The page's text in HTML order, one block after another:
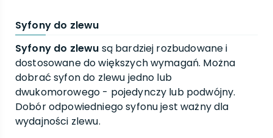
Syfony do zlewu
Syfony do zlewu są bardziej rozbudowane i
dostosowane do większych wymagań. Można
dobrać syfon do zlewu jedno lub
dwukomorowego - pojedynczy lub podwójny.
Dobór odpowiedniego syfonu jest ważny dla
wydajności zlewu.